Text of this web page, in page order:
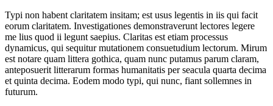
Typi non habent claritatem insitam; est usus legentis in iis qui facit
eorum claritatem. Investigationes demonstraverunt lectores legere
me lius quod ii legunt saepius. Claritas est etiam processus
dynamicus, qui sequitur mutationem consuetudium lectorum. Mirum
est notare quam littera gothica, quam nunc putamus parum claram,
anteposuerit litterarum formas humanitatis per seacula quarta decima
et quinta decima. Eodem modo typi, qui nunc, fiant sollemnes in
futurum.